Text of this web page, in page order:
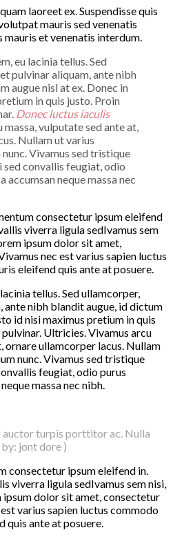
laoreet ex. Suspendisse quis
mauris sed venenatis
mauris et venenatis interdum.
eu lacinia tellus. Sed
pulvinar aliquam, ante nibh
augue nisl at ex. Donec in
in quis justo. Proin
Donec luctus iaculis
massa, vulputate sed ante at,
Nullam ut varius
Vivamus sed tristique
sed convallis feugiat, odio
accumsan neque massa nec
consectetur ipsum eleifend
viverra ligula sedIvamus sem
ipsum dolor sit amet,
nec est varius sapien luctus
eleifend quis ante at posuere.
tellus. Sed ullamcorper,
nibh blandit augue, id dictum
id nisi maximus pretium in quis
Ultricies. Vivamus arcu
ornare ullamcorper lacus. Nullam
nunc. Vivamus sed tristique
feugiat, odio purus
massa nec nibh.
auctor turpis porttitor ac. Nulla
jont dore )
consectetur ipsum eleifend in.
viverra ligula sedIvamus sem nisi,
ipsum dolor sit amet, consectetur
varius sapien luctus commodo
quis ante at posuere.